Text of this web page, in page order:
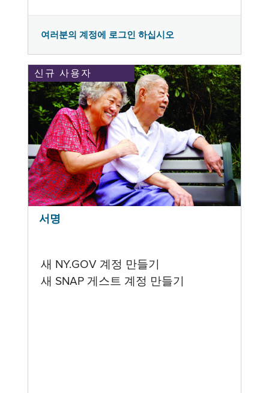
여러분의 계정에 로그인 하십시오
신규 사용자
서명
새 NY.GOV 계정 만들기
새 SNAP 게스트 계정 만들기